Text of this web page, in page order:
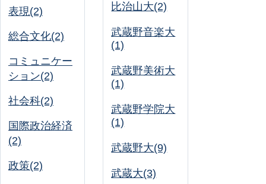
表現(2)
総合文化(2)
コミュニケー
ション(2)
社会科(2)
国際政治経済
(2)
政策(2)
比治山大(2)
武蔵野音楽大
(1)
武蔵野美術大
(1)
武蔵野学院大
(1)
武蔵野大(9)
武蔵大(3)